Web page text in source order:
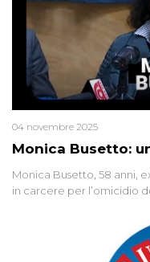
Monica Busetto:
04 novembre 2025
Monica Busetto, 58 anni,
in carcere per l’omicidio
minuscola su una
2015 un’altra donna
colpevoli per un solo